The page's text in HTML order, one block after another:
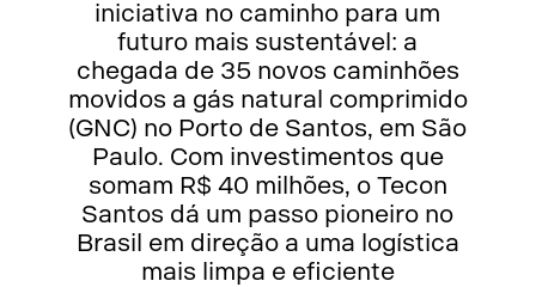
iniciativa no caminho para um
futuro mais sustentável: a
chegada de 35 novos caminhões
movidos a gás natural comprimido
(GNC) no Porto de Santos, em São
Paulo. Com investimentos que
somam R$ 40 milhões, o Tecon
Santos dá um passo pioneiro no
Brasil em direção a uma logística
mais limpa e eficiente